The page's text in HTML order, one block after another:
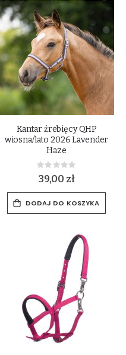
Kantar źrebięcy QHP
wiosna/lato 2026 Lavender
Haze
Rating:
0%
39,00 zł
DODAJ DO KOSZYKA